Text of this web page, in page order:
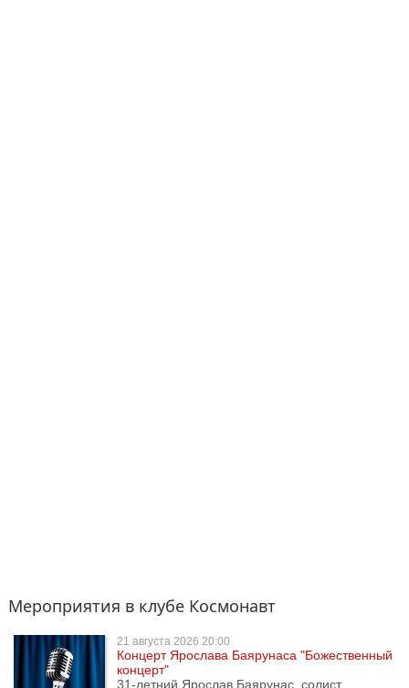
Мероприятия в клубе Космонавт
21 августа 2026 20:00
Концерт Ярослава Баярунаса "Божественный
концерт"
31-летний Ярослав Баярунас, солист